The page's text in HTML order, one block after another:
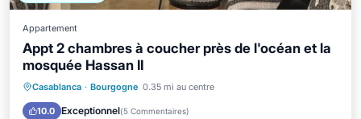
Appartement
Appt 2 chambres à coucher près de l'océan et la
mosquée Hassan II
Casablanca · Bourgogne 0.35 mi au centre
10.0 Exceptionnel(5 Commentaires)
Front de mer
Parking
Vue sur l’océan
Balcon/Terrasse